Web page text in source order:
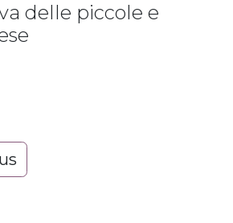
delle piccole e